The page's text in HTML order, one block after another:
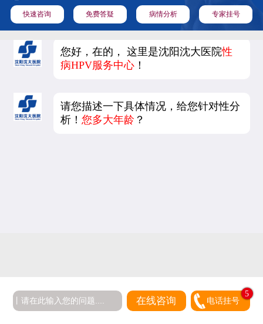
快速咨询 免费答疑 病情分析 专家挂号
您好，在的， 这里是沈阳沈大医院性
病HPV服务中心 ！
请您描述一下具体情况，给您针对性分
析！您多大年龄 ？
在线咨询 电话挂号